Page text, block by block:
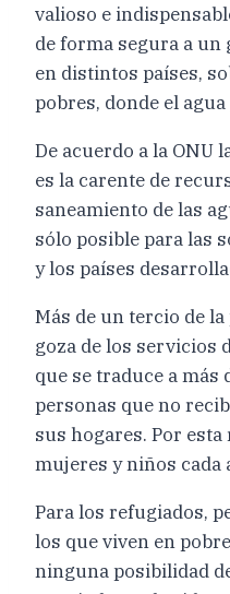
valioso e
de forma segura a
en distintos países,
pobres, donde el
De acuerdo a la ONU
es la carente de
saneamiento de las
sólo posible para las
y los países
Más de un tercio de
goza de los servicios
que se traduce a más
personas que no
sus hogares. Por
mujeres y niños cada
Para los refugiados,
los que viven en
ninguna posibilidad